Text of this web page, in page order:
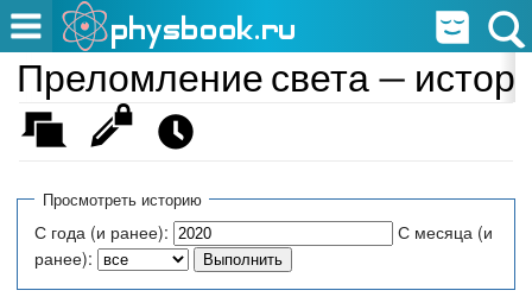
Преломление света —
Просмотреть историю
С года (и ранее):
С месяца (и
ранее):